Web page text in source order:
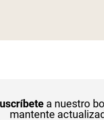
a nuestro
mantente